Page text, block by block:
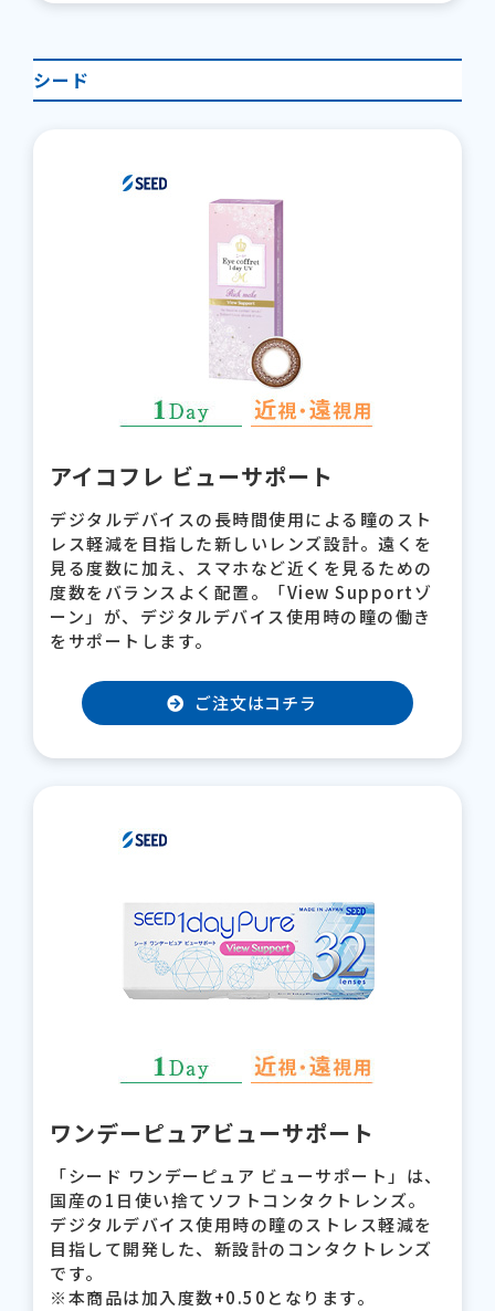
シード
アイコフレ ビューサポート
デジタルデバイスの長時間使用による瞳のスト
レス軽減を目指した新しいレンズ設計。遠くを
見る度数に加え、スマホなど近くを見るための
度数をバランスよく配置。「View Supportゾ
ーン」が、デジタルデバイス使用時の瞳の働き
をサポートします。
ご注文はコチラ
ワンデーピュアビューサポート
「シード ワンデーピュア ビューサポート」は、
国産の1日使い捨てソフトコンタクトレンズ。
デジタルデバイス使用時の瞳のストレス軽減を
目指して開発した、新設計のコンタクトレンズ
です。
※本商品は加入度数+0.50となります。